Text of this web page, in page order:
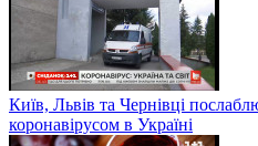
Київ, Львів та Чернівці
коронавірусом в Україні